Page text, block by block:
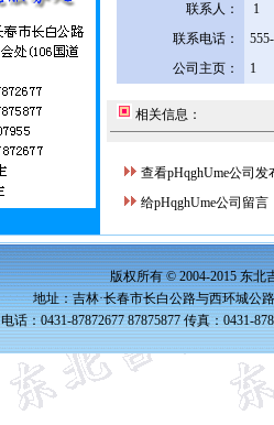
联系人：
1
联系电话：
公司主页：
1
相关信息：
查看pHqghUme公司发
给pHqghUme公司留言
版权所有 © 2004-2015 东北
地址：吉林·长春市长白公路与西环城公
电话：0431-87872677 87875877 传真：0431-